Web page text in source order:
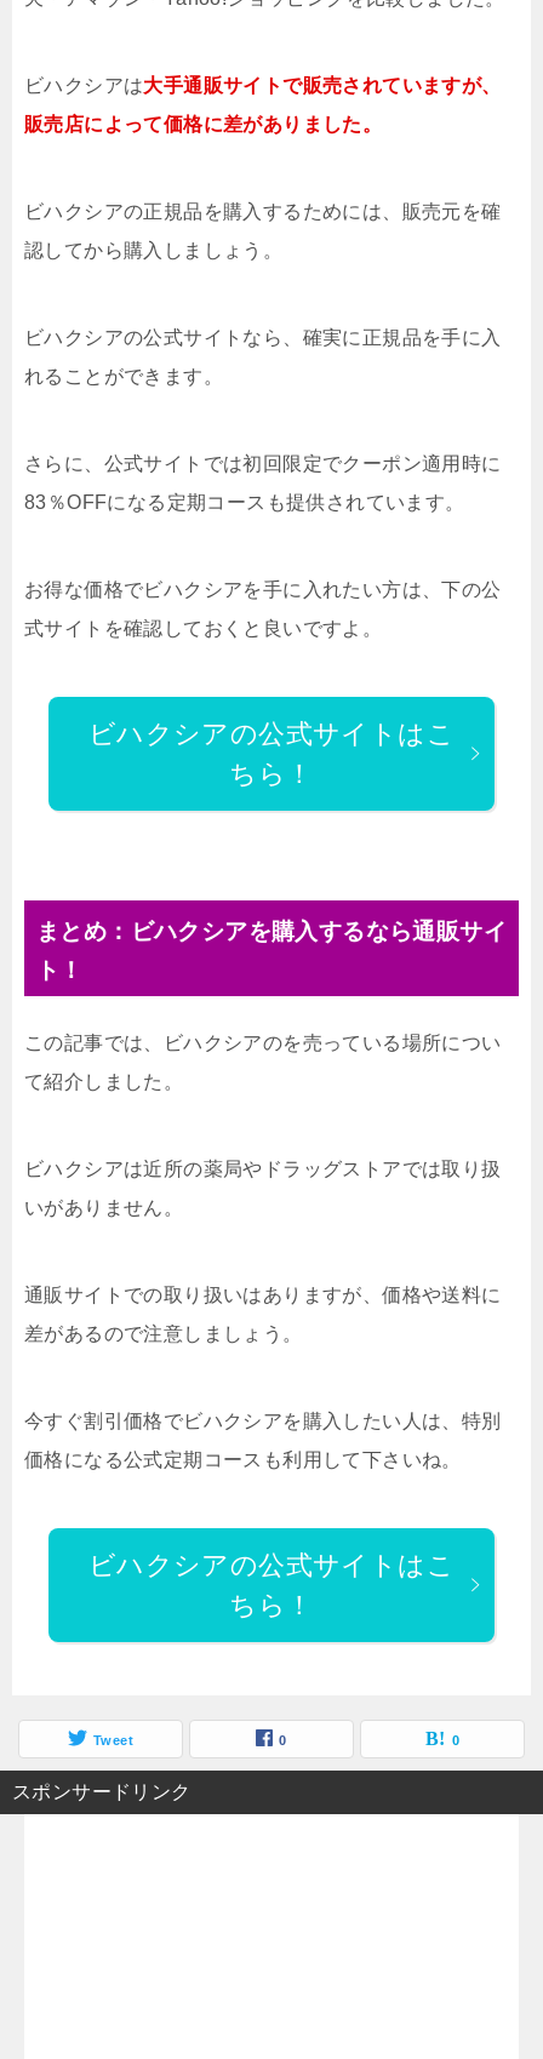
ビハクシアは大手通販サイトで販売されていますが、
販売店によって価格に差がありました。
ビハクシアの正規品を購入するためには、販売元を確
認してから購入しましょう。
ビハクシアの公式サイトなら、確実に正規品を手に入
れることができます。
さらに、公式サイトでは初回限定でクーポン適用時に
83％OFFになる定期コースも提供されています。
お得な価格でビハクシアを手に入れたい方は、下の公
式サイトを確認しておくと良いですよ。
ビハクシアの公式サイトはこ
ちら！
まとめ：ビハクシアを購入するなら通販サイ
ト！
この記事では、ビハクシアのを売っている場所につい
て紹介しました。
ビハクシアは近所の薬局やドラッグストアでは取り扱
いがありません。
通販サイトでの取り扱いはありますが、価格や送料に
差があるので注意しましょう。
今すぐ割引価格でビハクシアを購入したい人は、特別
価格になる公式定期コースも利用して下さいね。
ビハクシアの公式サイトはこ
ちら！
Tweet 0 0
スポンサードリンク